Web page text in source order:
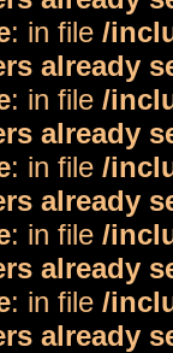
: in file /
already
: in file /
already
: in file /
already
: in file /
already
: in file /
already